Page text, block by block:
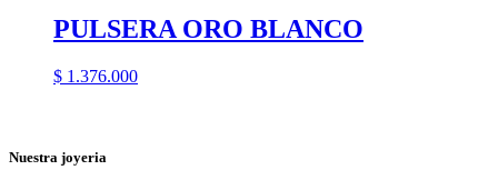
PULSERA ORO BLANCO
$ 1.376.000
Nuestra joyeria